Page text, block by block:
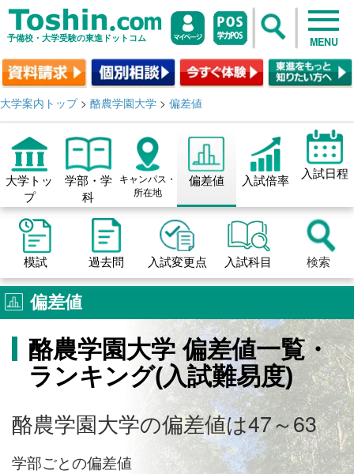
予備校・大学受験の東進ドットコム MENU
大学案内トップ> 酪農学園大学 > 偏差値
大学トッ
プ
学部・学
科
キャンパス・
所在地
偏差値 入試倍率 入試日程
模試 過去問 入試変更点 入試科目 検索
偏差値
酪農学園大学 偏差値一覧・
ランキング(入試難易度)
酪農学園大学の偏差値は47～63
学部ごとの偏差値